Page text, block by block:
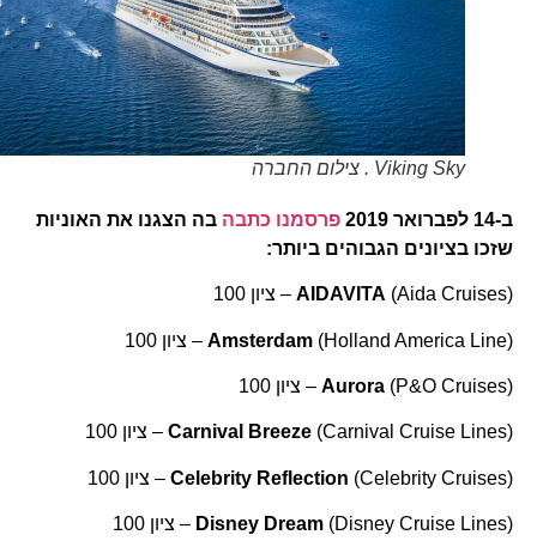
Viking Sky . צילום החברה
פרסמנו כתבהבה הצגנו את האוניות
שזכו בציונים הגבוהים ביותר:
AIDAVITA(Aida Cruises – ציון 100
Amsterdam(Holland America Line – ציון 100
Aurora(P&O Cruises – ציון 100
Carnival Breeze(Carnival Cruise Lines – ציון 100
Celebrity Reflection(Celebrity Cruises – ציון 100
Disney Dream(Disney Cruise Lines – ציון 100